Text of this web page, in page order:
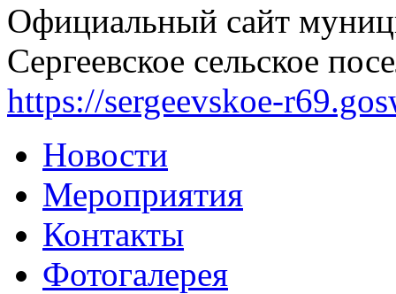
Официальный сайт
Сергеевское сельское
https://sergeevskoe-
Новости
Мероприятия
Контакты
Фотогалерея